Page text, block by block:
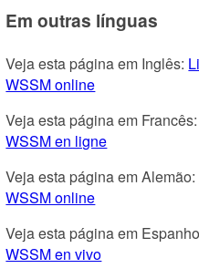
Em outras línguas
Veja esta página em Inglês:
WSSM online
Veja esta página em Francês:
WSSM en ligne
Veja esta página em Alemão:
WSSM online
Veja esta página em
WSSM en vivo